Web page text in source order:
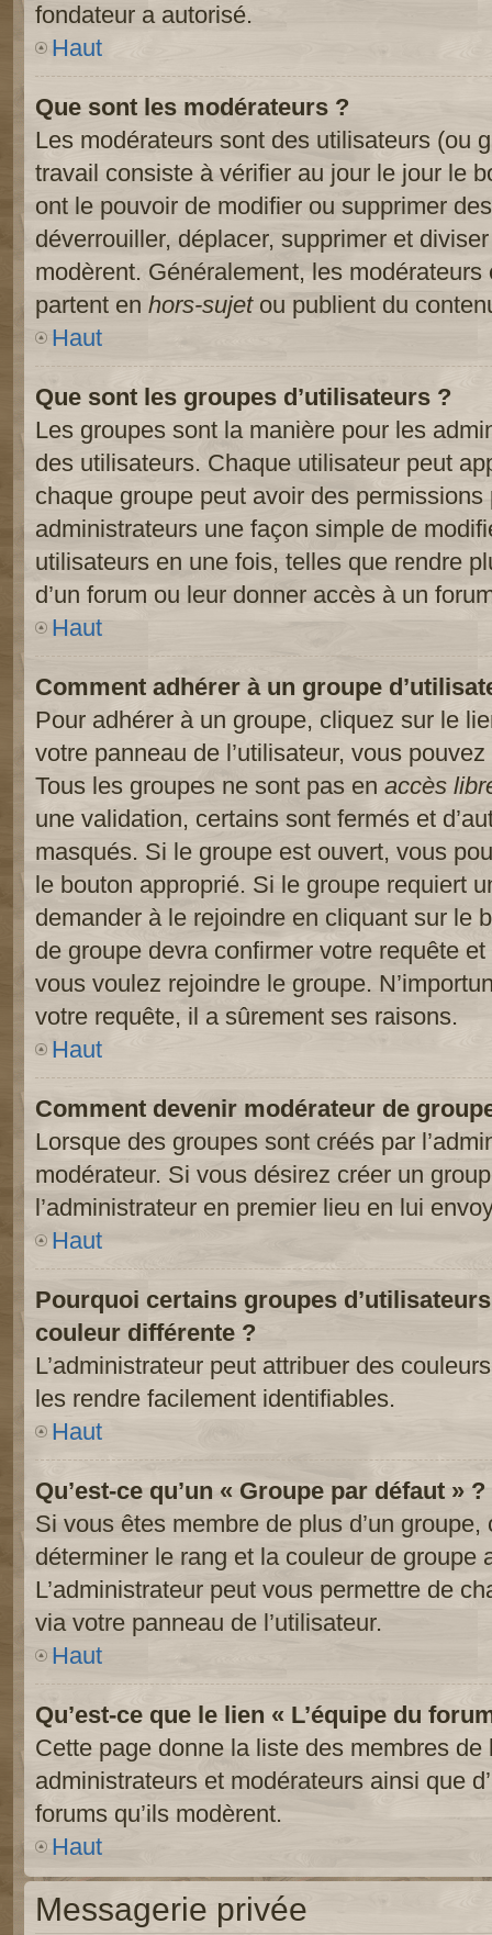
fondateur a autorisé.
Haut
Que sont les modérateurs ?
Les modérateurs sont des utilisateurs (ou
travail consiste à vérifier au jour le jour le
ont le pouvoir de modifier ou supprimer
déverrouiller, déplacer, supprimer et
modèrent. Généralement, les
partent en hors-sujetou publient du
Haut
Que sont les groupes d’utilisateurs ?
Les groupes sont la manière pour les
des utilisateurs. Chaque utilisateur peut
chaque groupe peut avoir des
administrateurs une façon simple de
utilisateurs en une fois, telles que rendre
d’un forum ou leur donner accès à un
Haut
Comment adhérer à un groupe
Pour adhérer à un groupe, cliquez sur le
votre panneau de l’utilisateur, vous
Tous les groupes ne sont pas en accès
une validation, certains sont fermés et
masqués. Si le groupe est ouvert, vous
le bouton approprié. Si le groupe requiert
demander à le rejoindre en cliquant sur le
de groupe devra confirmer votre requête
vous voulez rejoindre le groupe.
votre requête, il a sûrement ses raisons.
Haut
Comment devenir modérateur de
Lorsque des groupes sont créés par
modérateur. Si vous désirez créer un
l’administrateur en premier lieu en lui
Haut
Pourquoi certains groupes
couleur différente ?
L’administrateur peut attribuer des
les rendre facilement identifiables.
Haut
Qu’est-ce qu’un « Groupe par défaut » ?
Si vous êtes membre de plus d’un
déterminer le rang et la couleur de groupe
L’administrateur peut vous permettre de
via votre panneau de l’utilisateur.
Haut
Qu’est-ce que le lien « L’équipe du
Cette page donne la liste des membres de
administrateurs et modérateurs ainsi que
forums qu’ils modèrent.
Haut
Messagerie privée